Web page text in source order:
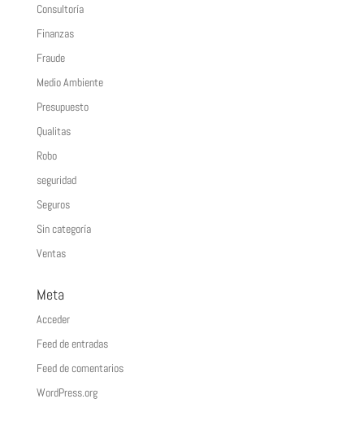
Consultoría
Finanzas
Fraude
Medio Ambiente
Presupuesto
Qualitas
Robo
seguridad
Seguros
Sin categoría
Ventas
Meta
Acceder
Feed de entradas
Feed de comentarios
WordPress.org